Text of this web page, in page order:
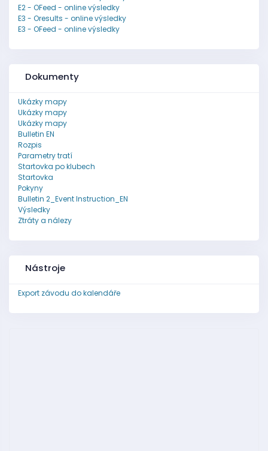
E2 - OFeed - online výsledky
E3 - Oresults - online výsledky
E3 - OFeed - online výsledky
Dokumenty
Ukázky mapy
Ukázky mapy
Ukázky mapy
Bulletin EN
Rozpis
Parametry tratí
Startovka po klubech
Startovka
Pokyny
Bulletin 2_Event Instruction_EN
Výsledky
Ztráty a nálezy
Nástroje
Export závodu do kalendáře